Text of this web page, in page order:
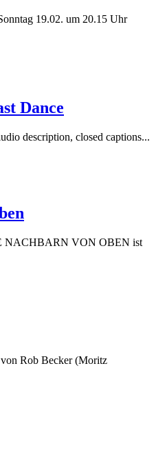
19.02. um 20.15 Uhr
Dance
description, closed captions...
NACHBARN VON OBEN ist
Rob Becker (Moritz